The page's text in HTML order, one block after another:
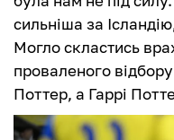
сильніша за
Могло скластись
проваленого
Поттер, а Гаррі